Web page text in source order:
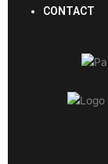
CONTACT